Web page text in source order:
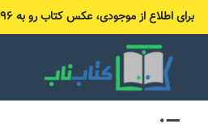
برای اطلاع از موجودی، عکس کتاب رو به ۰۹۱۹۹۸۱۴۷۹۶ (بله یا ایتا) بفرست